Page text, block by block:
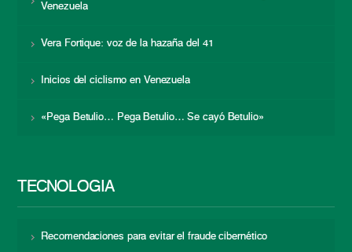
Venezuela
Vera Fortique: voz de la hazaña del 41
Inicios del ciclismo en Venezuela
«Pega Betulio… Pega Betulio… Se cayó Betulio»
TECNOLOGÍA
Recomendaciones para evitar el fraude cibernético